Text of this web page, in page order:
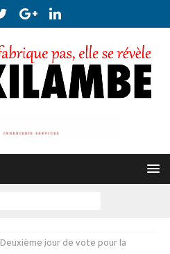
Deuxième jour de vote pour la